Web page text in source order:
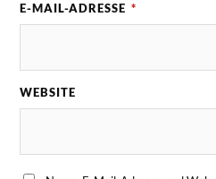
E-MAIL-ADRESSE *
WEBSITE